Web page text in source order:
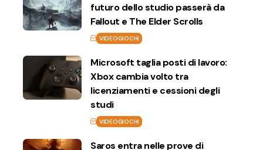
futuro dello studio passerà da
Fallout e The Elder Scrolls
VIDEOGIOCHI
Microsoft taglia posti di lavoro:
Xbox cambia volto tra
licenziamenti e cessioni degli
studi
VIDEOGIOCHI
Saros entra nelle prove di